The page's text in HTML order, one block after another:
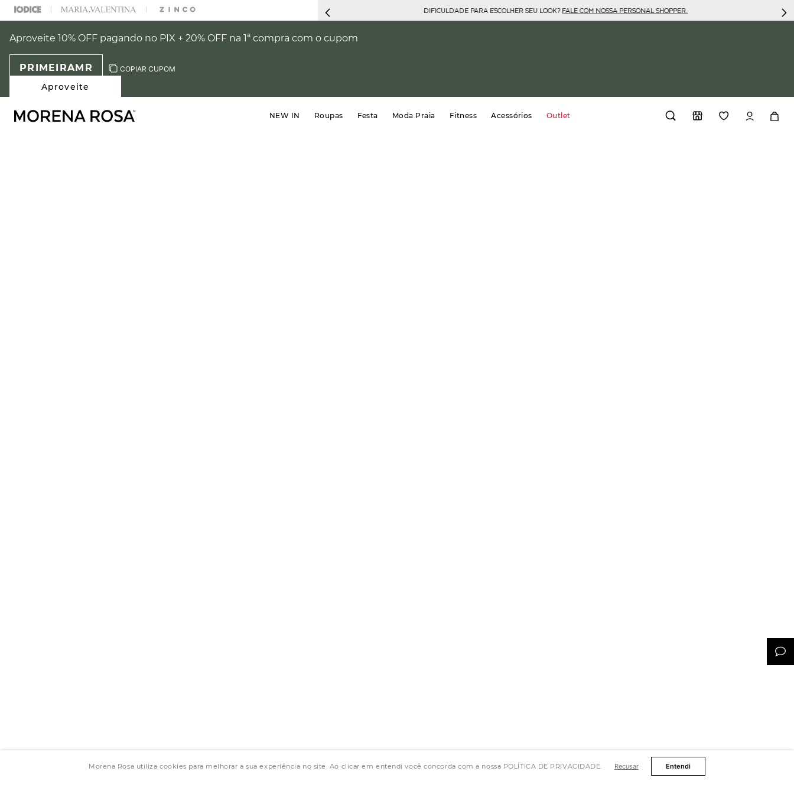
Morena Rosa utiliza cookies para melhorar a sua experiência no site. Ao clicar em entendi você concorda com a nossa POLÍTICA DE PRIVACIDADE. Recusar Entendi
OFF NA SUA 1° COMPRA USANDO O CUPOM: PRIMEIRAMR DIFICULDADE PARA ESCOLHER SEU LOOK?FALE COM NOSSA PERSONAL SHOPPER.
Aproveite 10% OFF pagando no PIX + 20% OFF na 1ª compra com o cupom
PRIMEIRAMR COPIAR CUPOM
Aproveite
NEW IN Roupas Festa Moda Praia Fitness Acessórios Outlet